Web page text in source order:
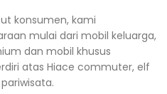
konsumen, kami
mulai dari mobil keluarga,
dan mobil khusus
atas Hiace commuter, elf